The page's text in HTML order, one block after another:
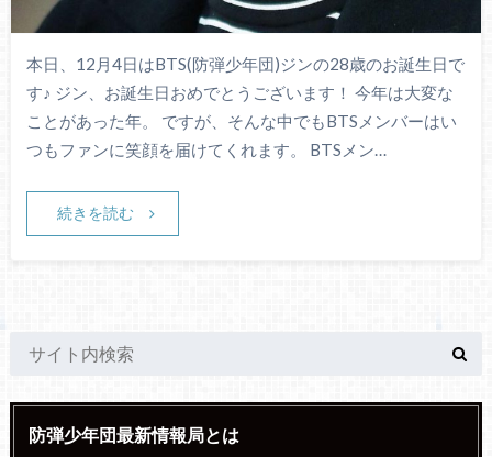
本日、12月4日はBTS(防弾少年団)ジンの28歳のお誕生日で
す♪ ジン、お誕生日おめでとうございます！ 今年は大変な
ことがあった年。 ですが、そんな中でもBTSメンバーはい
つもファンに笑顔を届けてくれます。 BTSメン…
続きを読む
防弾少年団最新情報局とは